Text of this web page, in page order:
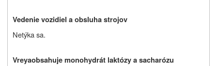
Vedenie vozidiel a obsluha strojov
Netýka sa.
Vreyaobsahuje monohydrát laktózy a sacharózu